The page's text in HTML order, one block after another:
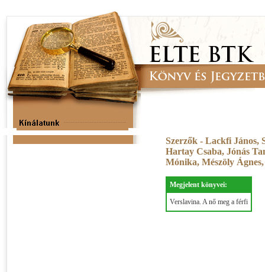
Szerzők - Lackfi János,
Hartay Csaba, Jónás
Mónika, Mészöly
Megjelent könyvei:
Verslavina. A nő meg a férfi